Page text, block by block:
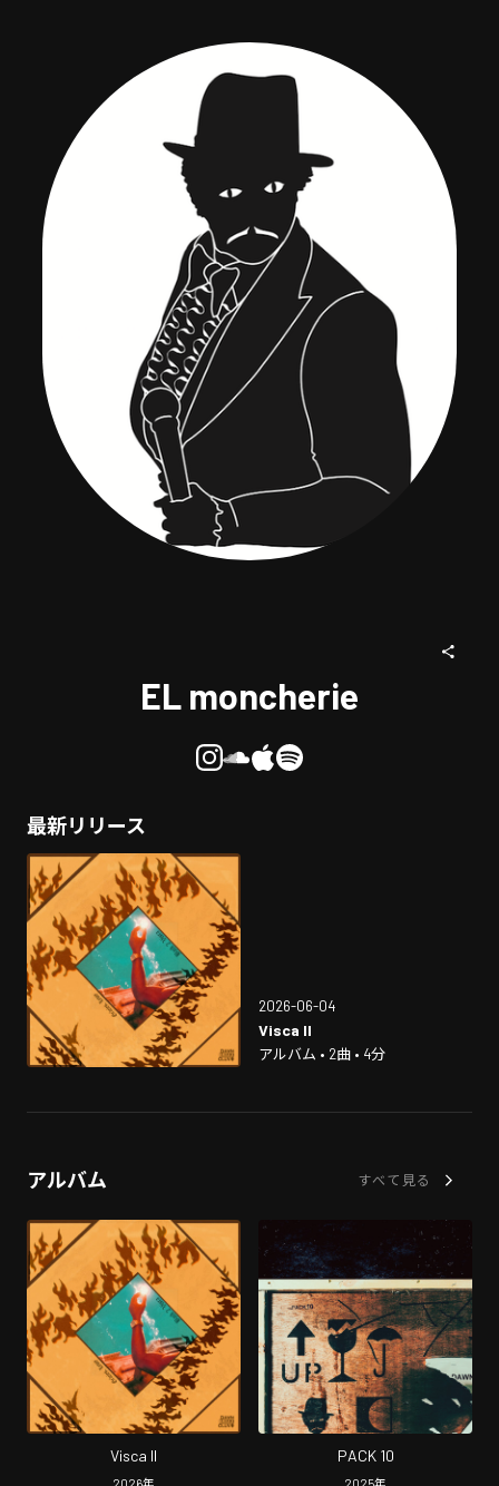
EL moncherie
最新リリース
2026-06-04
Visca II
アルバム • 2曲 • 4分
アルバム すべて見る
Visca II PACK 10